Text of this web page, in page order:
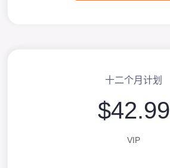
十二个月计划
$42.99
VIP